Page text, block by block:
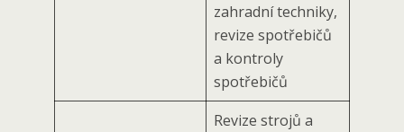
zahradní techniky,
revize spotřebičů
a kontroly
spotřebičů
Revize strojů a